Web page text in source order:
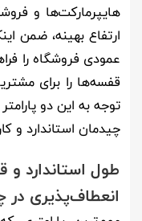
هایپرمارکت‌ها و
ارتفاع بهینه، ضمن
عمودی فروشگاه را
قفسه‌ها را برای
توجه به این دو
چیدمان استاندارد و
طول استاندارد و
انعطاف‌پذیری در